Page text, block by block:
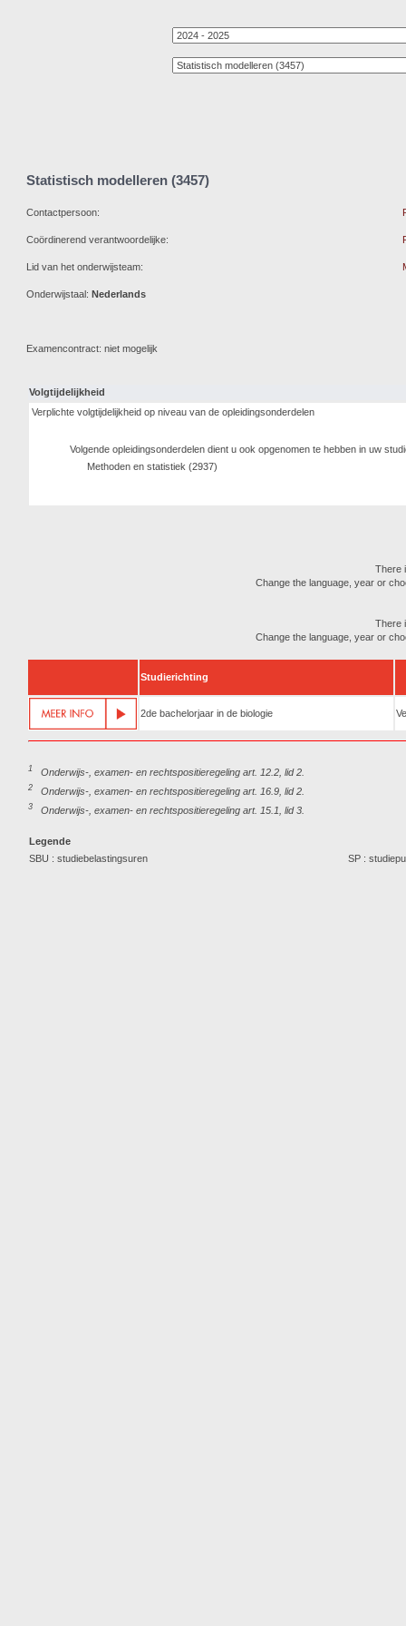
Statistisch modelleren (3457)
Contactpersoon:
Coördinerend verantwoordelijke:
Lid van het onderwijsteam:
Onderwijstaal: Nederlands
Examencontract: niet mogelijk
Volgtijdelijkheid
Verplichte volgtijdelijkheid op niveau van de opleidingsonderdelen
Volgende opleidingsonderdelen dient u ook opgenomen te hebben in uw
Methoden en statistiek (2937)
There
Change the language, year or
There
Change the language, year or
Studierichting
2de bachelorjaar in de biologie
1 Onderwijs-, examen- en rechtspositieregeling art. 12.2, lid 2.
2 Onderwijs-, examen- en rechtspositieregeling art. 16.9, lid 2.
3 Onderwijs-, examen- en rechtspositieregeling art. 15.1, lid 3.
Legende
SBU : studiebelastingsuren
SP :